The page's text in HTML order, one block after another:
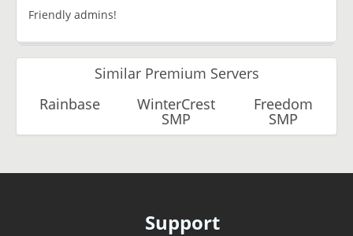
Friendly admins!
Similar Premium Servers
Rainbase
WinterCrest
SMP
Freedom
SMP
Support